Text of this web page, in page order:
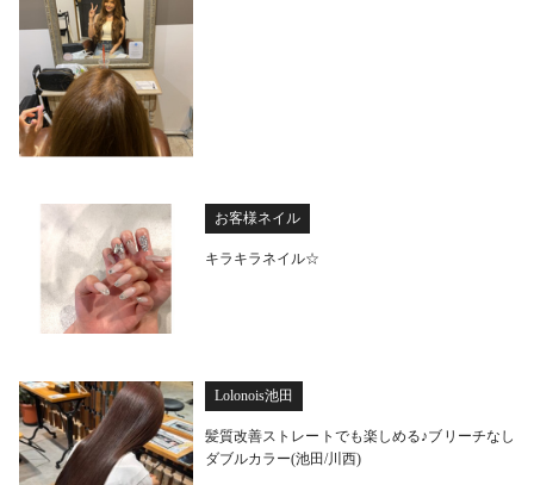
お客様ネイル
キラキラネイル☆
Lolonois池田
髪質改善ストレートでも楽しめる♪ブリーチなし
ダブルカラー(池田/川西)